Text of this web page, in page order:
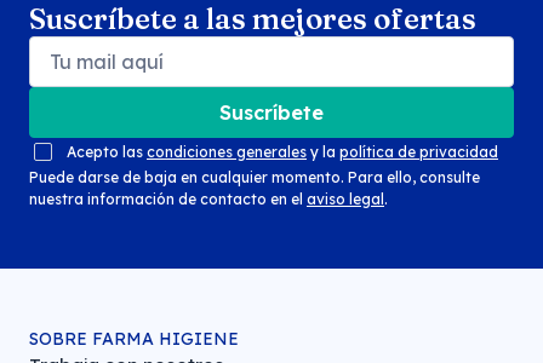
Suscríbete a las mejores ofertas
Suscríbete
Acepto las condiciones generales y la política de privacidad
Puede darse de baja en cualquier momento. Para ello, consulte
nuestra información de contacto en el aviso legal .
SOBRE FARMA HIGIENE